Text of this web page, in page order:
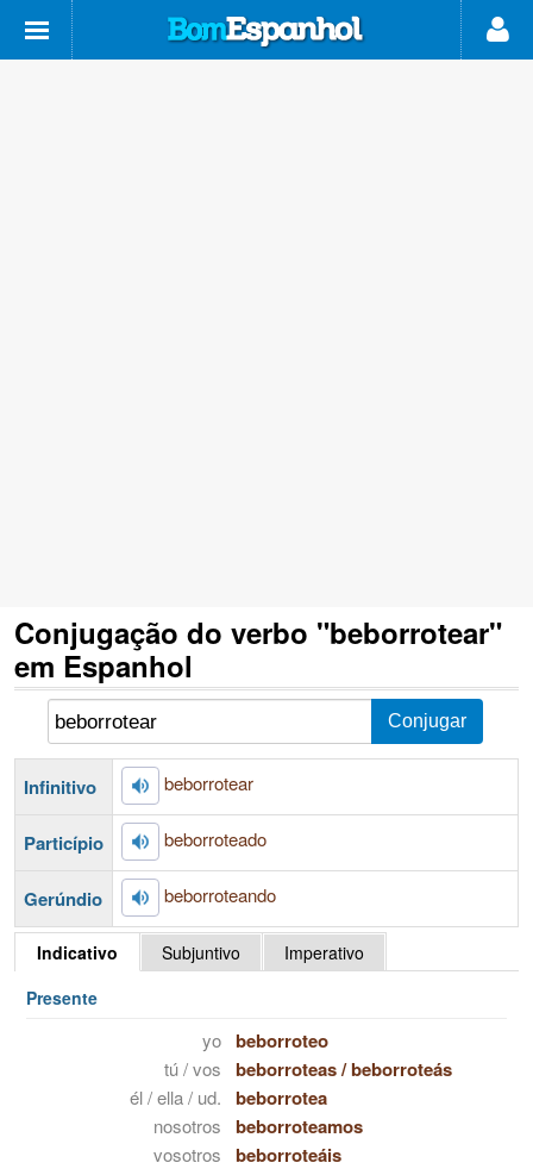
Conjugação do verbo "beborrotear"
em Espanhol
Infinitivo beborrotear
Particípio beborroteado
Gerúndio beborroteando
Indicativo Subjuntivo
Imperativo
Presente
yo beborroteo
tú / vos beborroteas/beborroteás
él / ella / ud. beborrotea
nosotros beborroteamos
vosotros beborroteáis